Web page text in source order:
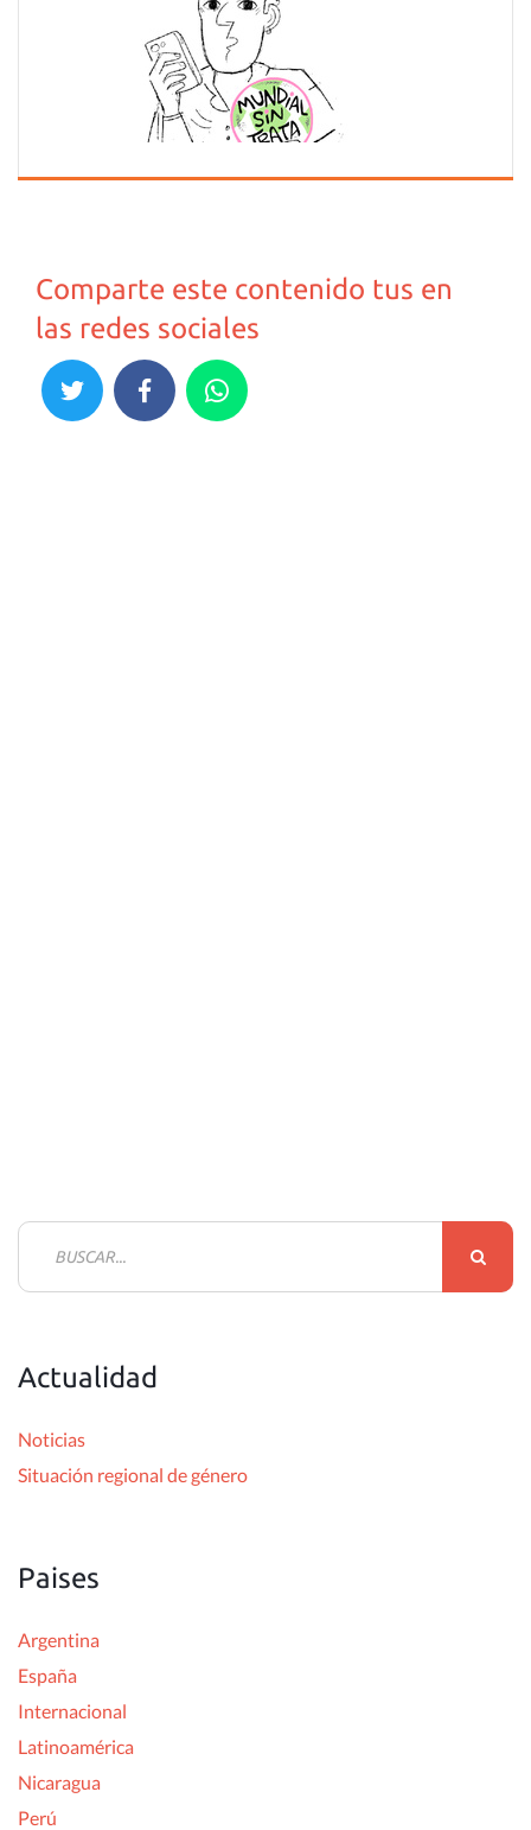
Comparte este contenido tus en
las redes sociales
B
a
:
Actualidad
Noticias
Situación regional de género
Paises
Argentina
España
Internacional
Latinoamérica
Nicaragua
Perú